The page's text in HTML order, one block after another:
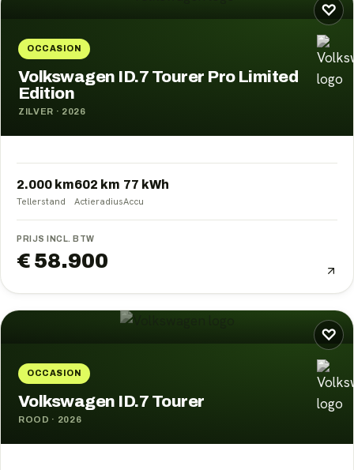
♡
OCCASION
Volkswagen ID.7 Tourer Pro Limited
Edition
ZILVER · 2026
2.000 km
Tellerstand
602 km
Actieradius
77 kWh
Accu
PRIJS INCL. BTW
€ 58.900
♡
OCCASION
Volkswagen ID.7 Tourer
ROOD · 2026